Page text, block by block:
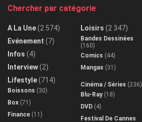
Chercher par catégorie
A La Une(2 574)
Evénement (7)
Infos (4)
Interview(2)
Lifestyle(714)
Boissons (30)
Box (71)
Finance (11)
Loisirs (2 347)
Bandes Dessinées
(160)
Comics (44)
Mangas (31)
Cinéma / Séries (236)
Blu-Ray(18)
DVD (4)
Festival De Cannes